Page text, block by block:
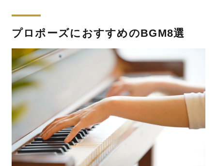
プロポーズにおすすめのBGM8選